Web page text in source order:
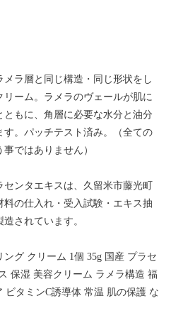
ラ層と同じ構造・同じ形状をし
ーム。ラメラのヴェールが肌に
もに、角層に必要な水分と油分
。パッチテスト済み。（全ての
ではありません）
ンタエキスは、久留米市藤光町
の仕入れ・受入試験・エキス抽
されています。
グ クリーム 1個 35g 国産 プラセ
保湿 美容クリーム ラメラ構造 福
ビタミンC誘導体 常温 肌の保護 な